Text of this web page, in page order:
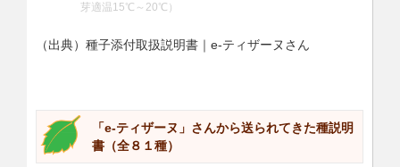
芽適温15℃～20℃）
（出典）種子添付取扱説明書｜e-ティザーヌさん
「e-ティザーヌ」さんから送られてきた種説明
書（全８１種）